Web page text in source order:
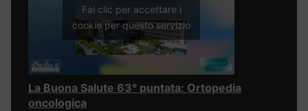
Fai clic per accettare i
cookie per questo servizio
La Buona Salute 63° puntata: Ortopedia
oncologica